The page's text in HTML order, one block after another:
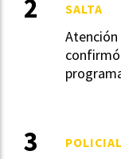
Atención
SALTA